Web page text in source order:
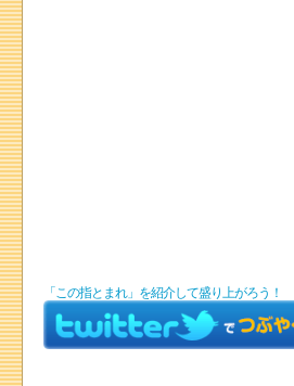
「この指とまれ」を紹介して盛り上がろう！